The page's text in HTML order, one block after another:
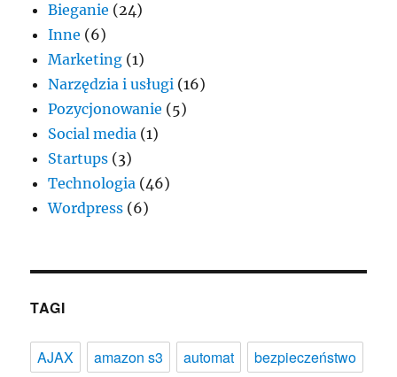
Bieganie (24)
Inne (6)
Marketing (1)
Narzędzia i usługi (16)
Pozycjonowanie (5)
Social media (1)
Startups (3)
Technologia (46)
Wordpress (6)
TAGI
AJAX amazon s3 automat
bezpieczeństwo